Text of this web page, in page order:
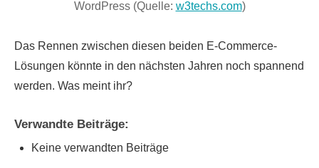
WordPress (Quelle: w3techs.com)
Das Rennen zwischen diesen beiden E-Commerce-
Lösungen könnte in den nächsten Jahren noch spannend
werden. Was meint ihr?
Verwandte Beiträge:
Keine verwandten Beiträge